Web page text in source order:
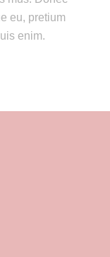
eu, pretium
enim.